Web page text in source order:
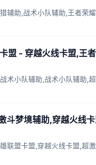
辅助,战术小队辅助,王者荣
盟 - 穿越火线卡盟,王
术小队辅助,战术小队辅助,
斗梦境辅助,穿越火线
联盟卡盟,穿越火线卡盟,超